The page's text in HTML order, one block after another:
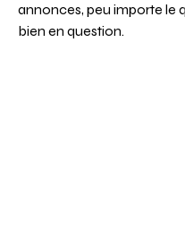
annonces, peu importe le
bien en question.